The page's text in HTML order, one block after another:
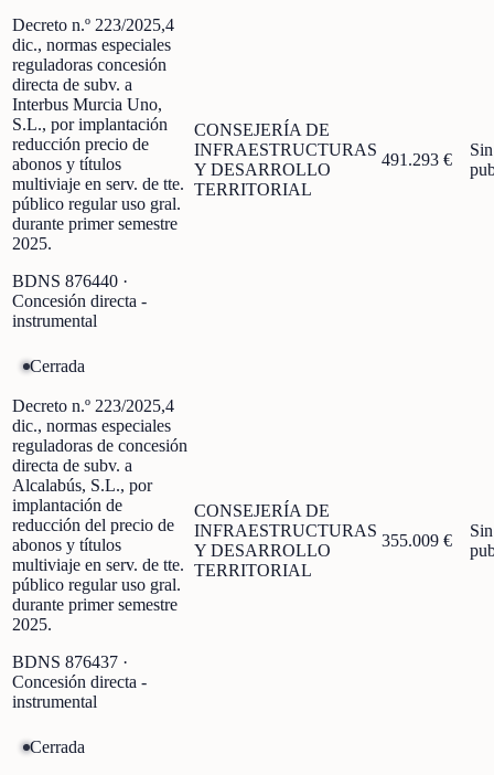
Decreto n.º 223/2025,4
dic., normas especiales
reguladoras concesión
directa de subv. a
Interbus Murcia Uno,
S.L., por implantación
reducción precio de
abonos y títulos
multiviaje en serv. de tte.
público regular uso gral.
durante primer semestre
2025.
BDNS 876440 ·
Concesión directa -
instrumental
CONSEJERÍA DE
INFRAESTRUCTURAS
Y DESARROLLO
TERRITORIAL
491.293 €
Cerrada
Decreto n.º 223/2025,4
dic., normas especiales
reguladoras de concesión
directa de subv. a
Alcalabús, S.L., por
implantación de
reducción del precio de
abonos y títulos
multiviaje en serv. de tte.
público regular uso gral.
durante primer semestre
2025.
BDNS 876437 ·
Concesión directa -
instrumental
CONSEJERÍA DE
INFRAESTRUCTURAS
Y DESARROLLO
TERRITORIAL
355.009 €
Cerrada